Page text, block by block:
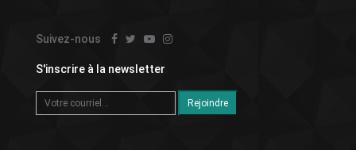
Suivez-nous
S'inscrire à la newsletter